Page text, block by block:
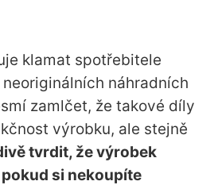
klamat spotřebitele
náhradních
zamlčet, že takové díly
výrobku, ale stejně
tvrdit, že výrobek
si nekoupíte